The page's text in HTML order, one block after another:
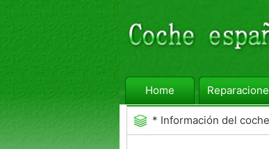
Home
* Información del coche